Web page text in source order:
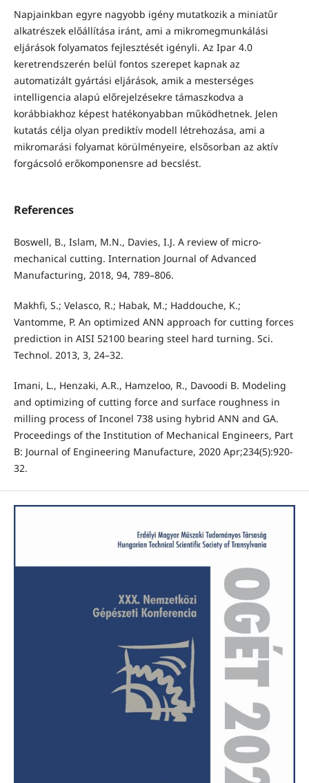
Napjainkban egyre nagyobb igény mutatkozik a miniatűr
alkatrészek előállítása iránt, ami a mikromegmunkálási
eljárások folyamatos fejlesztését igényli. Az Ipar 4.0
keretrendszerén belül fontos szerepet kapnak az
automatizált gyártási eljárások, amik a mesterséges
intelligencia alapú előrejelzésekre támaszkodva a
korábbiakhoz képest hatékonyabban működhetnek. Jelen
kutatás célja olyan prediktív modell létrehozása, ami a
mikromarási folyamat körülményeire, elsősorban az aktív
forgácsoló erőkomponensre ad becslést.
References
Boswell, B., Islam, M.N., Davies, I.J. A review of micro-
mechanical cutting. Internation Journal of Advanced
Manufacturing, 2018, 94, 789–806.
Makhfi, S.; Velasco, R.; Habak, M.; Haddouche, K.;
Vantomme, P. An optimized ANN approach for cutting forces
prediction in AISI 52100 bearing steel hard turning. Sci.
Technol. 2013, 3, 24–32.
Imani, L., Henzaki, A.R., Hamzeloo, R., Davoodi B. Modeling
and optimizing of cutting force and surface roughness in
milling process of Inconel 738 using hybrid ANN and GA.
Proceedings of the Institution of Mechanical Engineers, Part
B: Journal of Engineering Manufacture, 2020 Apr;234(5):920-
32.